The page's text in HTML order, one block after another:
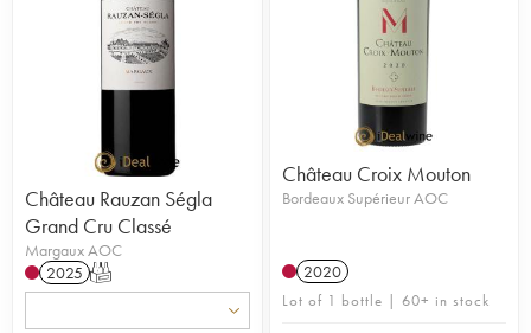
Château Rauzan Ségla
Grand Cru Classé
Margaux AOC
2025 T
Château Croix Mouton
Bordeaux Supérieur AOC
2020
Lot of 1 bottle | 60+ in stock